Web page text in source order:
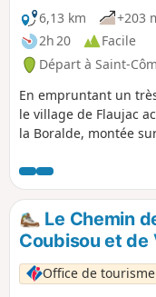
6,13 km +203
2h 20
Facile
Départ à Saint-
En empruntant un
le village de Flaujac
la Boralde, montée
Le Chemin
Coubisou et de
Office de tourisme